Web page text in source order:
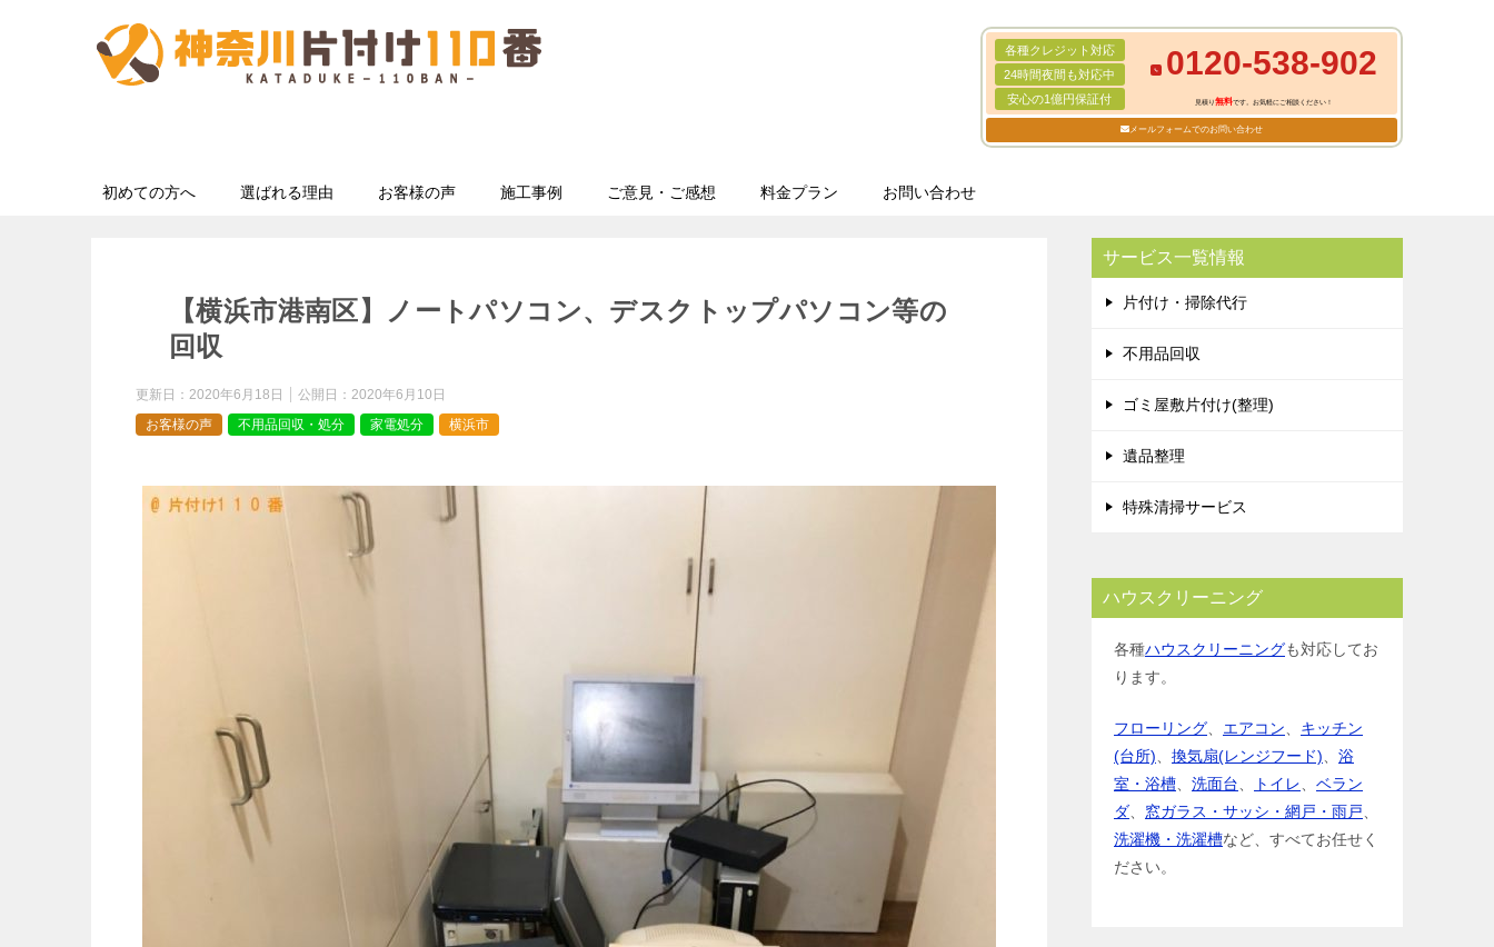
各種クレジット対応
24時間夜間も対応中
安心の1億円保証付
0120-538-902
見積り無料です。お気軽にご相談ください！
メールフォームでのお問い合わせ
初めての方へ 選ばれる理由 お客様の声 施工事例 ご意見・ご感想 料金プラン お問い合わせ
【横浜市港南区】ノートパソコン、デスクトップパソコン等の
回収
更新日： 2020年6月18日 公開日： 2020年6月10日
お客様の声
不用品回収・処分 家電処分 横浜市
サービス一覧情報
片付け・掃除代行
不用品回収
ゴミ屋敷片付け(整理)
遺品整理
特殊清掃サービス
ハウスクリーニング
各種ハウスクリーニングも対応してお
ります。
フローリング エアコン
キッチン
(台所)
換気扇(レンジフード)
浴
室・浴槽
洗面台 トイレ
ベラン
ダ
窓ガラス・サッシ・網戸・雨戸
洗濯機・洗濯槽など、すべてお任せく
ださい。